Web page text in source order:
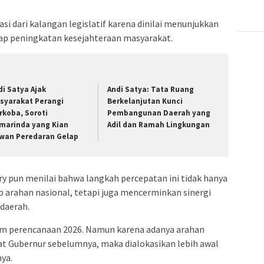
dari kalangan legislatif karena dinilai menunjukkan
peningkatan kesejahteraan masyarakat.
Satya Ajak
Perangi
Soroti
yang Kian
Peredaran Gelap
Andi Satya: Tata Ruang
Berkelanjutan Kunci
Pembangunan Daerah yang
Adil dan Ramah Lingkungan
pun menilai bahwa langkah percepatan ini tidak hanya
arahan nasional, tetapi juga mencerminkan sinergi
perencanaan 2026. Namun karena adanya arahan
Gubernur sebelumnya, maka dialokasikan lebih awal